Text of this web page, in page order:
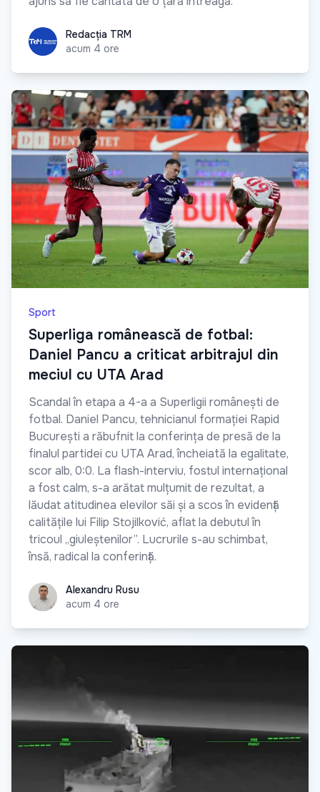
Redacția TRM
Redacția TRM
acum 4 ore
Sport
Superliga românească de fotbal:
Daniel Pancu a criticat arbitrajul din
meciul cu UTA Arad
Scandal în etapa a 4-a a Superligii românești de
fotbal. Daniel Pancu, tehnicianul formației Rapid
București a răbufnit la conferința de presă de la
finalul partidei cu UTA Arad, încheiată la egalitate,
scor alb, 0:0. La flash-interviu, fostul internațional
a fost calm, s-a arătat mulțumit de rezultat, a
lăudat atitudinea elevilor săi și a scos în evidență
calitățile lui Filip Stojilković, aflat la debutul în
tricoul „giuleștenilor”. Lucrurile s-au schimbat,
însă, radical la conferință.
Alexandru Rusu
Alexandru Rusu
acum 4 ore